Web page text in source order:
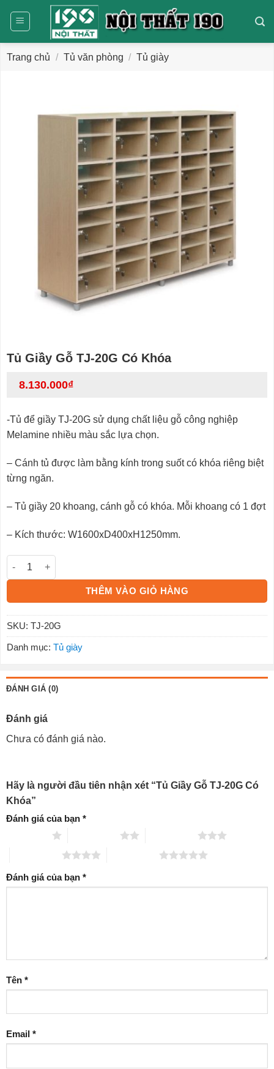
dung
Trang chủ / Tủ văn phòng / Tủ giày
Tủ Giầy Gỗ TJ-20G Có Khóa
8.130.000₫
-Tủ để giầy TJ-20G sử dụng chất liệu gỗ công nghiệp
Melamine nhiều màu sắc lựa chọn.
– Cánh tủ được làm bằng kính trong suốt có khóa riêng biệt
từng ngăn.
– Tủ giầy 20 khoang, cánh gỗ có khóa. Mỗi khoang có 1 đợt
– Kích thước: W1600xD400xH1250mm.
Tủ Giầy Gỗ TJ-20G Có Khóa số lượng
THÊM VÀO GIỎ HÀNG
SKU: TJ-20G
Danh mục: Tủ giày
ĐÁNH GIÁ (0)
Đánh giá
Chưa có đánh giá nào.
Hãy là người đầu tiên nhận xét “Tủ Giầy Gỗ TJ-20G Có
Khóa”
Đánh giá của bạn *
Đánh giá của bạn *
Tên *
Email *